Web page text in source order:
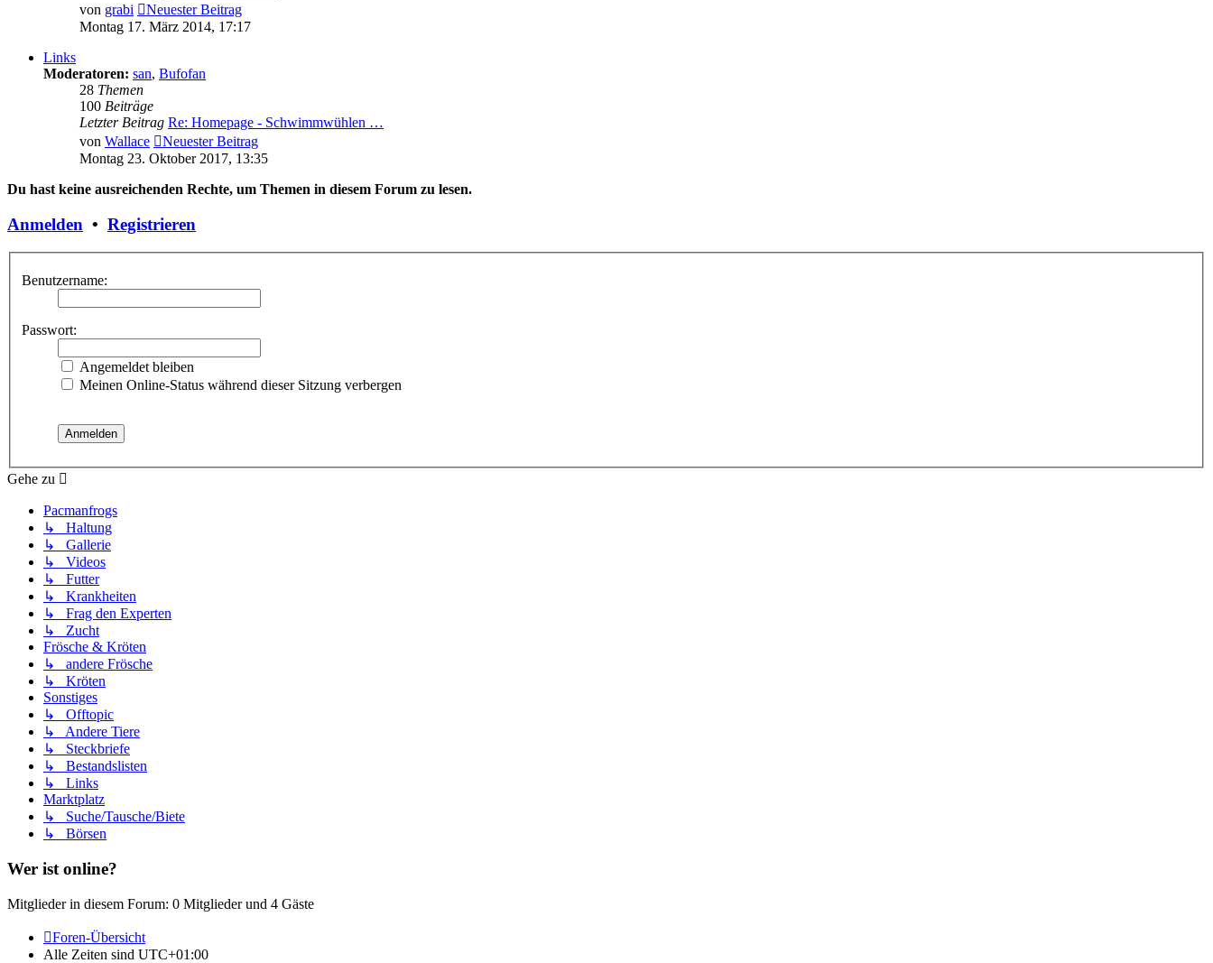
von grabi
Neuester Beitrag
Montag 17. März 2014, 17:17
Links
Moderatoren: san, Bufofan
28 Themen
100 Beiträge
Letzter Beitrag Re: Homepage - Schwimmwühlen …
von Wallace
Neuester Beitrag
Montag 23. Oktober 2017, 13:35
Du hast keine ausreichenden Rechte, um Themen in diesem Forum zu lesen.
Anmelden • Registrieren
Benutzername:
Passwort:
Angemeldet bleiben
Meinen Online-Status während dieser Sitzung verbergen
Gehe zu
Pacmanfrogs
↳ Haltung
↳ Gallerie
↳ Videos
↳ Futter
↳ Krankheiten
↳ Frag den Experten
↳ Zucht
Frösche & Kröten
↳ andere Frösche
↳ Kröten
Sonstiges
↳ Offtopic
↳ Andere Tiere
↳ Steckbriefe
↳ Bestandslisten
↳ Links
Marktplatz
↳ Suche/Tausche/Biete
↳ Börsen
Wer ist online?
Mitglieder in diesem Forum: 0 Mitglieder und 4 Gäste
Foren-Übersicht
Alle Zeiten sind UTC+01:00